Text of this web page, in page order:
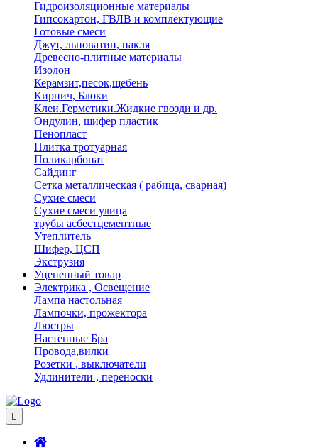
Гидроизоляционные материалы
Гипсокартон, ГВЛВ и комплектующие
Готовые смеси
Джут, льноватин, пакля
Древесно-плитные материалы
Изолон
Керамзит,песок,щебень
Кирпич, Блоки
Клеи.Герметики.Жидкие гвозди и др.
Ондулин, шифер пластик
Пенопласт
Плитка тротуарная
Поликарбонат
Сайдинг
Сетка металлическая ( рабица, сварная)
Сухие смеси
Сухие смеси улица
трубы асбестцементные
Утеплитель
Шифер, ЦСП
Экструзия
Уцененный товар
Электрика , Освещение
Лампа настольная
Лампочки, прожектора
Люстры
Настенные Бра
Провода,вилки
Розетки , выключатели
Удлинители , переноски